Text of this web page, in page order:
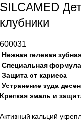
SILCAMED
клубники
600031
Нежная гелевая
Специальная
Защита от кариеса
Устранение зуда
Крепкая эмаль и
Активный кальций